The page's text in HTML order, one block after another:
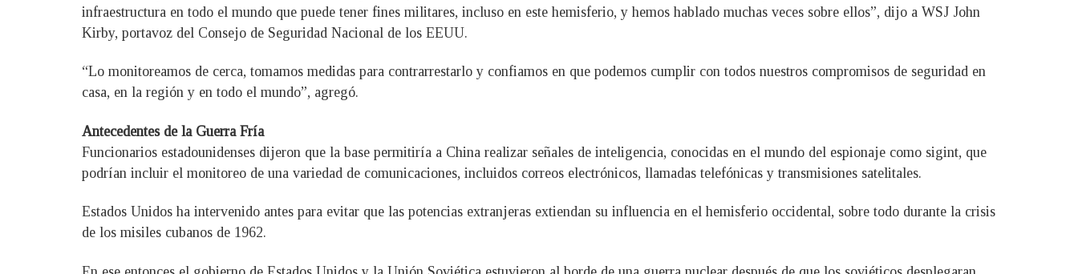
infraestructura en todo el mundo que puede tener fines militares, incluso en este hemisferio, y hemos hablado muchas veces sobre ellos”, dijo a WSJ John
Kirby, portavoz del Consejo de Seguridad Nacional de los EEUU.
“Lo monitoreamos de cerca, tomamos medidas para contrarrestarlo y confiamos en que podemos cumplir con todos nuestros compromisos de seguridad en
casa, en la región y en todo el mundo”, agregó.
Antecedentes de la Guerra Fría
Funcionarios estadounidenses dijeron que la base permitiría a China realizar señales de inteligencia, conocidas en el mundo del espionaje como sigint, que
podrían incluir el monitoreo de una variedad de comunicaciones, incluidos correos electrónicos, llamadas telefónicas y transmisiones satelitales.
Estados Unidos ha intervenido antes para evitar que las potencias extranjeras extiendan su influencia en el hemisferio occidental, sobre todo durante la crisis
de los misiles cubanos de 1962.